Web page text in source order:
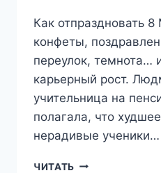
Как отпраздновать
конфеты,
переулок, темнота…
карьерный рост.
учительница на
полагала, что
нерадивые ученики…
ЧИТАТЬ 8